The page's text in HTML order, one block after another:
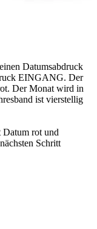
Datumsabdruck
EINGANG. Der
Der Monat wird in
ist vierstellig
rot und
Schritt